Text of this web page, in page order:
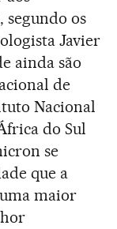
segundo os
Javier
ainda são
de
Nacional
do Sul
se
que a
maior